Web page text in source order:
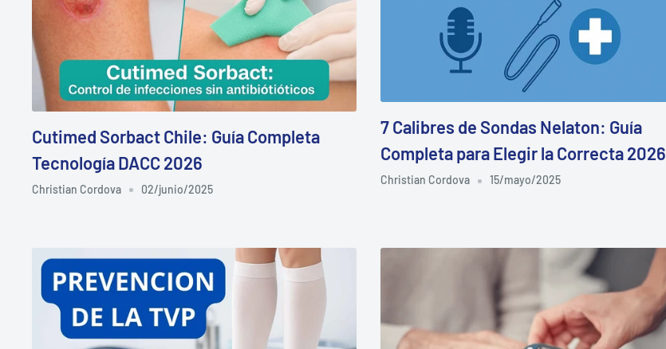
Cutimed Sorbact Chile: Guía Completa
Tecnología DACC 2026
Christian Cordova 02/junio/2025
7 Calibres de Sondas Nelaton: Guía
Completa para Elegir la Correcta 2026
Christian Cordova 15/mayo/2025